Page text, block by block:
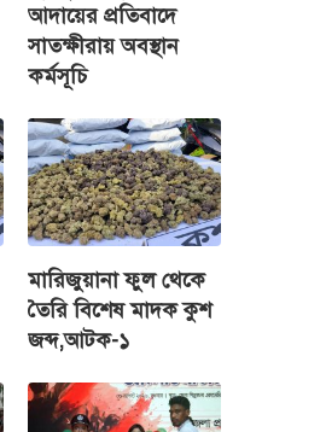
আদায়ের প্রতিবাদে
সাতক্ষীরায় অবস্থান
কর্মসূচি
মারিজুয়ানা ফুল থেকে
তৈরি বিশেষ মাদক কুশ
জব্দ,আটক-১